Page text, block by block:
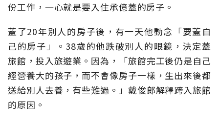
份工作，一心就是要入住承億蓋的房子。
蓋了20年別人的房子後，有一天他動念「要蓋自
己的房子」。38歲的他跌破別人的眼鏡，決定蓋
旅館，投入旅遊業。因為，「旅館完工後仍是自己
經營養大的孩子，而不會像房子一樣，生出來後都
送給別人去養，有些難過。」戴俊郎解釋跨入旅館
的原因。